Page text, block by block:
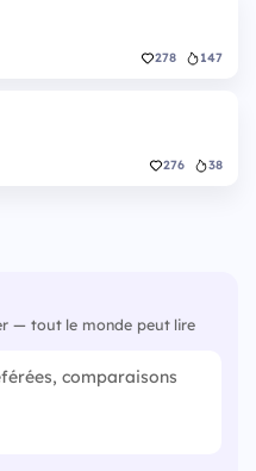
278 147
276 38
— tout le monde peut lire